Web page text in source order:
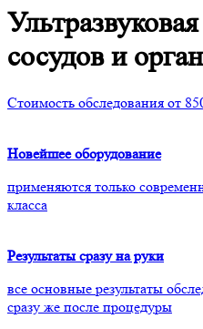
сосудов и
Стоимость обследования от
Новейшее оборудование
применяются только
класса
Результаты сразу на руки
все основные результаты
сразу же после процедуры